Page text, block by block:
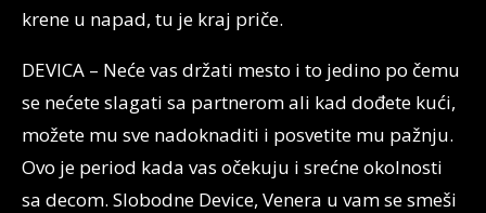
krene u napad, tu je kraj priče.
DEVICA – Neće vas držati mesto i to jedino po čemu
se nećete slagati sa partnerom ali kad dođete kući,
možete mu sve nadoknaditi i posvetite mu pažnju.
Ovo je period kada vas očekuju i srećne okolnosti
sa decom. Slobodne Device, Venera u vam se smeši